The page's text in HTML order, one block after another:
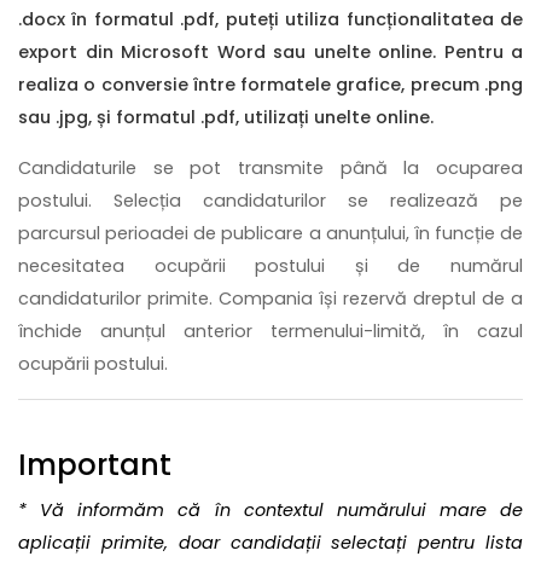
.docx în formatul .pdf, puteți utiliza funcționalitatea de
export din Microsoft Word sau unelte online. Pentru a
realiza o conversie între formatele grafice, precum .png
sau .jpg, și formatul .pdf, utilizați unelte online.
Candidaturile se pot transmite până la ocuparea
postului. Selecția candidaturilor se realizează pe
parcursul perioadei de publicare a anunțului, în funcție de
necesitatea ocupării postului și de numărul
candidaturilor primite. Compania își rezervă dreptul de a
închide anunțul anterior termenului-limită, în cazul
ocupării postului.
Important
* Vă informăm că în contextul numărului mare de
aplicații primite, doar candidații selectați pentru lista